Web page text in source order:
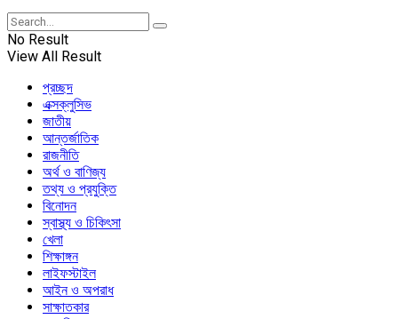
No Result
View All Result
প্রচ্ছদ
এক্সক্লুসিভ
জাতীয়
আন্তর্জাতিক
রাজনীতি
অর্থ ও বাণিজ্য
তথ্য ও প্রযুক্তি
বিনোদন
স্বাস্থ্য ও চিকিৎসা
খেলা
শিক্ষাঙ্গন
লাইফস্টাইল
আইন ও অপরাধ
সাক্ষাতকার